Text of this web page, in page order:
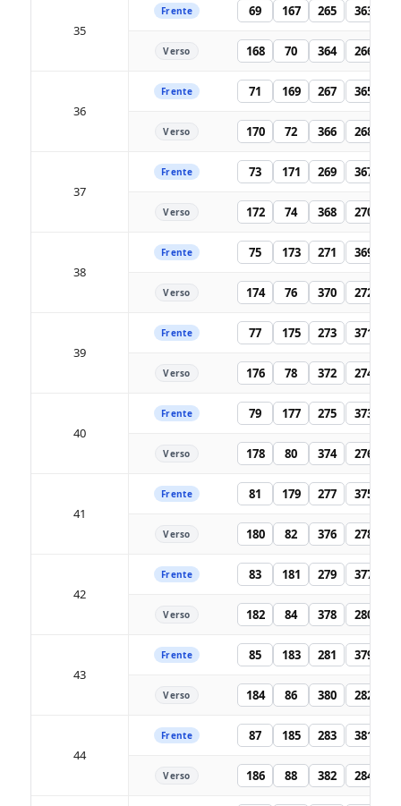
35
Frente 69 167 265 363
Verso 168 70 364 266
36
Frente 71 169 267 365
Verso 170 72 366 268
37
Frente 73 171 269 367
Verso 172 74 368 270
38
Frente 75 173 271 369
Verso 174 76 370 272
39
Frente 77 175 273 371
Verso 176 78 372 274
40
Frente 79 177 275 373
Verso 178 80 374 276
41
Frente 81 179 277 375
Verso 180 82 376 278
42
Frente 83 181 279 377
Verso 182 84 378 280
43
Frente 85 183 281 379
Verso 184 86 380 282
44
Frente 87 185 283 381
Verso 186 88 382 284